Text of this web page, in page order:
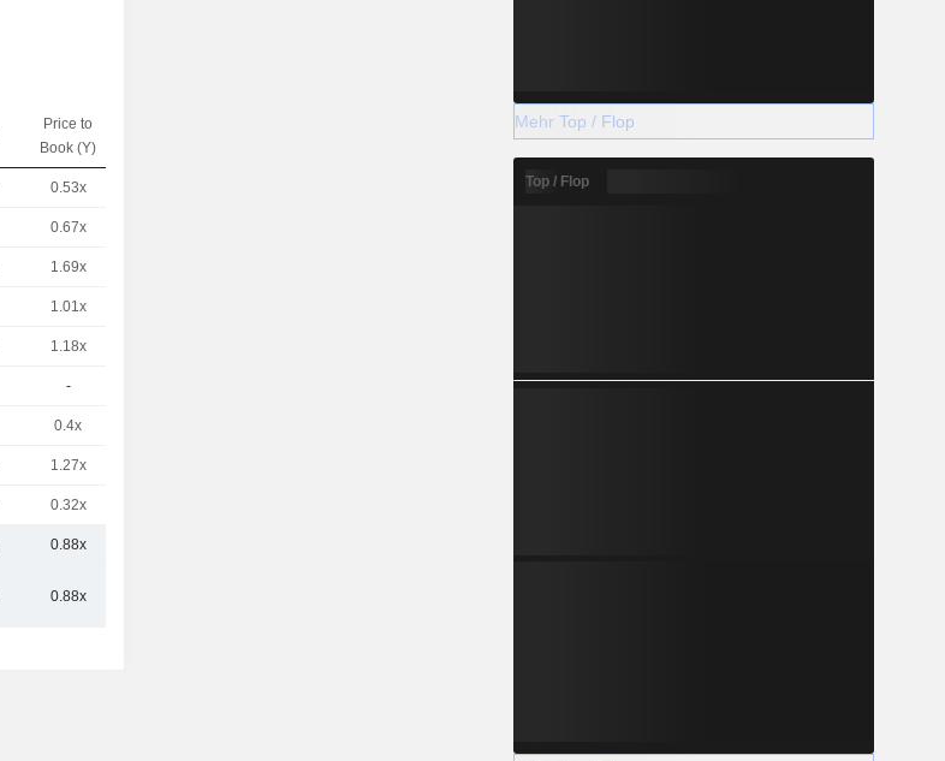
Price to
Book (Y)
0.53x
0.67x
1.69x
1.01x
1.18x
-
0.4x
1.27x
0.32x
0.88x
0.88x
Mehr Top / Flop
Top / Flop